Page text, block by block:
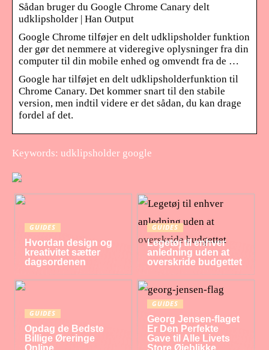
Sådan bruger du Google Chrome Canary delt
udklipsholder | Han Output
Google Chrome tilføjer en delt udklipsholder funktion
der gør det nemmere at videregive oplysninger fra din
computer til din mobile enhed og omvendt fra de …
Google har tilføjet en delt udklipsholderfunktion til
Chrome Canary. Det kommer snart til den stabile
version, men indtil videre er det sådan, du kan drage
fordel af det.
Keywords: udklipsholder google
GUIDES
Hvordan design og
kreativitet sætter
dagsordenen
GUIDES
Legetøj til enhver
anledning uden at
overskride budgettet
GUIDES
Opdag de Bedste
Billige Øreringe
Online
GUIDES
Georg Jensen-flaget
Er Den Perfekte
Gave til Alle Livets
Store Øjeblikke